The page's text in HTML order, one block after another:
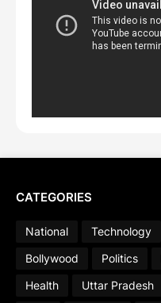
CATEGORIES
National Technology
Bollywood
Politics
Health
Uttar Pradesh